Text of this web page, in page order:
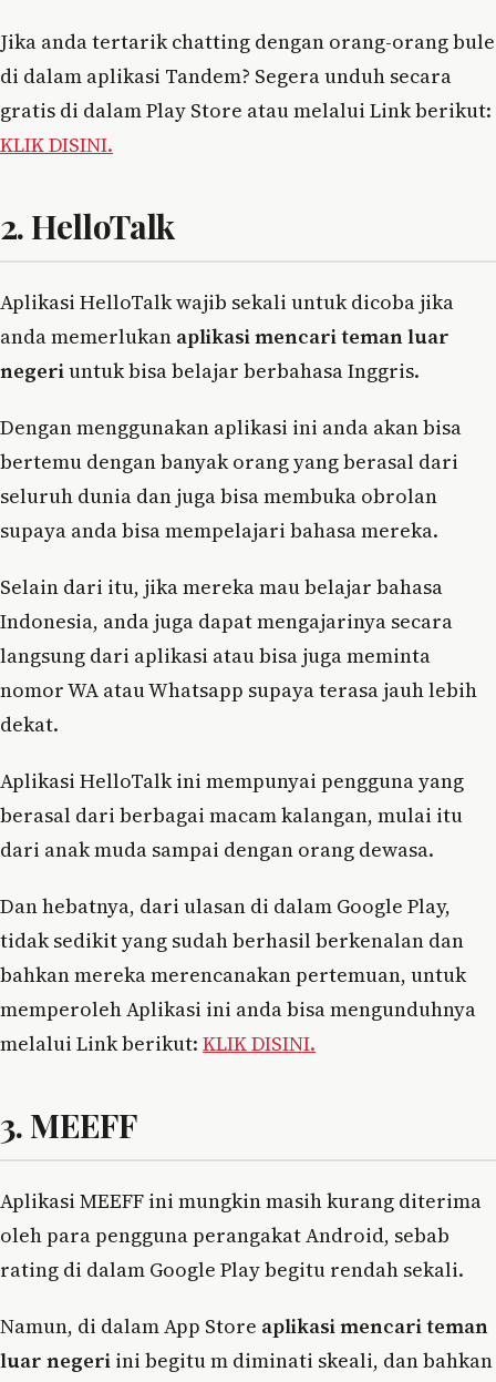
Jika anda tertarik chatting dengan orang-orang bule
di dalam aplikasi Tandem? Segera unduh secara
gratis di dalam Play Store atau melalui Link berikut:
KLIK DISINI.
2. HelloTalk
Aplikasi HelloTalk wajib sekali untuk dicoba jika
anda memerlukan aplikasi mencari teman luar
negeriuntuk bisa belajar berbahasa Inggris.
Dengan menggunakan aplikasi ini anda akan bisa
bertemu dengan banyak orang yang berasal dari
seluruh dunia dan juga bisa membuka obrolan
supaya anda bisa mempelajari bahasa mereka.
Selain dari itu, jika mereka mau belajar bahasa
Indonesia, anda juga dapat mengajarinya secara
langsung dari aplikasi atau bisa juga meminta
nomor WA atau Whatsapp supaya terasa jauh lebih
dekat.
Aplikasi HelloTalk ini mempunyai pengguna yang
berasal dari berbagai macam kalangan, mulai itu
dari anak muda sampai dengan orang dewasa.
Dan hebatnya, dari ulasan di dalam Google Play,
tidak sedikit yang sudah berhasil berkenalan dan
bahkan mereka merencanakan pertemuan, untuk
memperoleh Aplikasi ini anda bisa mengunduhnya
melalui Link berikut: KLIK DISINI.
3. MEEFF
Aplikasi MEEFF ini mungkin masih kurang diterima
oleh para pengguna perangakat Android, sebab
rating di dalam Google Play begitu rendah sekali.
Namun, di dalam App Store aplikasi mencari teman
luar negeri ini begitu m diminati skeali, dan bahkan